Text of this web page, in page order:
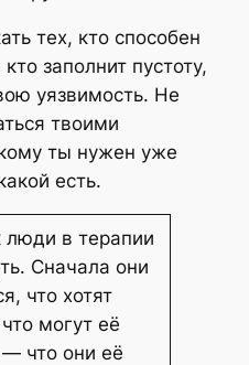
тех, кто способен
заполнит пустоту,
уязвимость. Не
твоими
ты нужен уже
есть.
в терапии
Сначала они
что хотят
могут её
что они её